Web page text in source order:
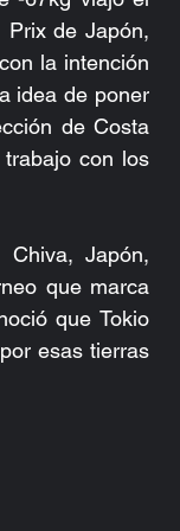
de Japón,
la intención
idea de poner
de Costa
con los
Japón,
que marca
que Tokio
esas tierras